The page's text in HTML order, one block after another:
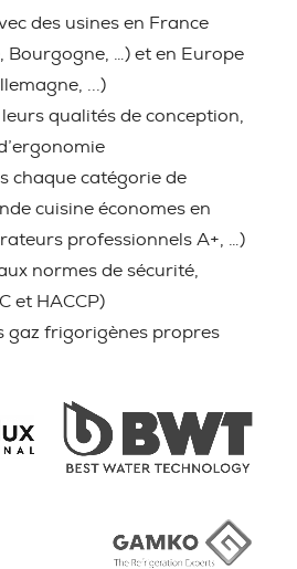
des usines en France
Bourgogne, …) et en Europe
...)
qualités de conception,
chaque catégorie de
cuisine économes en
professionnels A+, …)
normes de sécurité,
et HACCP)
gaz frigorigènes propres